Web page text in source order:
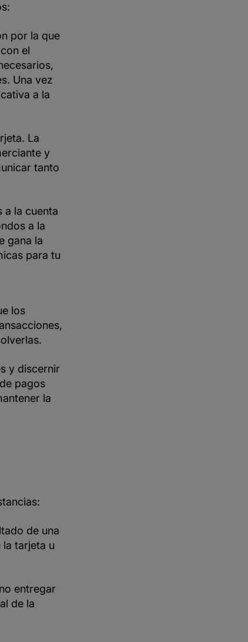
por la que
el
Una vez
a la
La
y
tanto
a la cuenta
a la
gana la
para tu
los
y discernir
pagos
la
de una
tarjeta u
entregar
de la